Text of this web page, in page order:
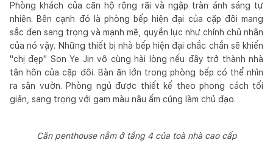
Phòng khách của căn hộ rộng rãi và ngập tràn ánh sáng tự
nhiên. Bên cạnh đó là phòng bếp hiện đại của cặp đôi mang
sắc đen sang trọng và mạnh mẽ, quyền lực như chính chủ nhân
của nó vậy. Những thiết bị nhà bếp hiện đại chắc chắn sẽ khiến
"chị đẹp" Son Ye Jin vô cùng hài lòng nếu đây trở thành nhà
tân hôn của cặp đôi. Bàn ăn lớn trong phòng bếp có thể nhìn
ra sân vườn. Phòng ngủ được thiết kế theo phong cách tối
giản, sang trọng với gam màu nâu ấm cúng làm chủ đạo.
Căn penthouse nằm ở tầng 4 của toà nhà cao cấp